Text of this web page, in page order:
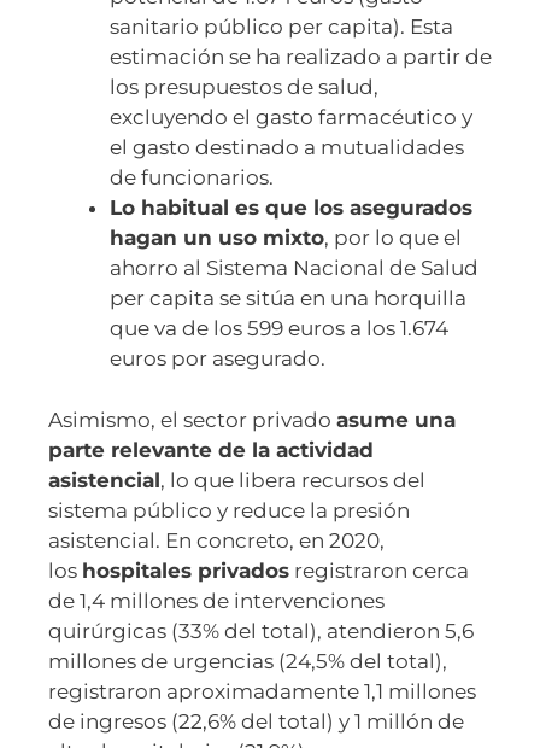
sanitario público per capita). Esta
estimación se ha realizado a partir de
los presupuestos de salud,
excluyendo el gasto farmacéutico y
el gasto destinado a mutualidades
de funcionarios.
Lo habitual es que los asegurados
hagan un uso mixto, por lo que el
ahorro al Sistema Nacional de Salud
per capita se sitúa en una horquilla
que va de los 599 euros a los 1.674
euros por asegurado.
Asimismo, el sector privado asume una
parte relevante de la actividad
asistencial, lo que libera recursos del
sistema público y reduce la presión
asistencial. En concreto, en 2020,
los hospitales privados registraron cerca
de 1,4 millones de intervenciones
quirúrgicas (33% del total), atendieron 5,6
millones de urgencias (24,5% del total),
registraron aproximadamente 1,1 millones
de ingresos (22,6% del total) y 1 millón de